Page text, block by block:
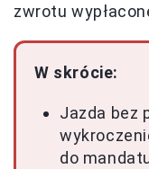
zwrotu
W skrócie:
Jazda bez
do